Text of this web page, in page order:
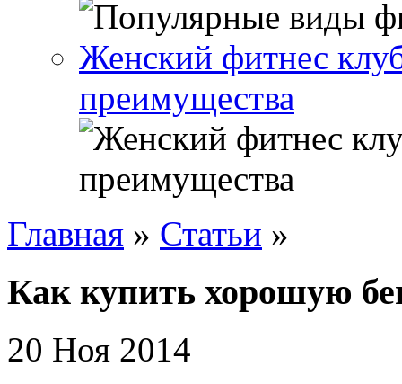
Женский фитнес
преимущества
Главная » Статьи »
Как купить хорошую
20 Ноя 2014